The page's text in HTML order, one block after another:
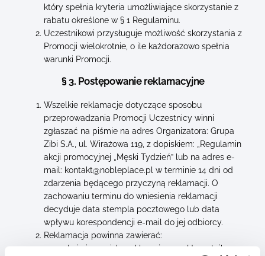
który spełnia kryteria umożliwiające skorzystanie z
rabatu określone w § 1 Regulaminu.
Uczestnikowi przysługuje możliwość skorzystania z
Promocji wielokrotnie, o ile każdorazowo spełnia
warunki Promocji.
§ 3. Postępowanie reklamacyjne
Wszelkie reklamacje dotyczące sposobu
przeprowadzania Promocji Uczestnicy winni
zgłaszać na piśmie na adres Organizatora: Grupa
Zibi S.A., ul. Wirażowa 119, z dopiskiem: „Regulamin
akcji promocyjnej „Męski Tydzień” lub na adres e-
mail: kontakt@nobleplace.pl w terminie 14 dni od
zdarzenia będącego przyczyną reklamacji. O
zachowaniu terminu do wniesienia reklamacji
decyduje data stempla pocztowego lub data
wpływu korespondencji e-mail do jej odbiorcy.
Reklamacja powinna zawierać:
Imię i nazwisko reklamującego Uczestnika,